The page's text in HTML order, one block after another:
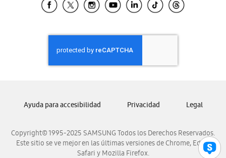
Samsung El Salvador
Samsung Honduras
Samsung Nicaragua
Samsung Panamá
Samsung Venezuela
Copyright© 1995-2025 SAMSUNG Todos los Derechos Reservados.
Este sitio se ve mejor en las últimas versiones de Chrome, Edge,
Safari y Mozilla Firefox.
Ayuda para accesibilidad Privacidad Legal